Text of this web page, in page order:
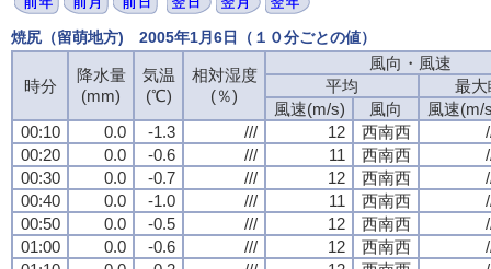
焼尻（留萌地方) 2005年1月6日（１０分ごとの値）
時分
降水量
(mm)
気温
(℃)
相対湿度
(％)
風向・風速
平均
最大
風速(m/s)
風向
風速(m/
00:10
0.0 -1.3 /// 12 西南西
00:20
0.0 -0.6 /// 11 西南西
00:30
0.0 -0.7 /// 12 西南西
00:40
0.0 -1.0 /// 11 西南西
00:50
0.0 -0.5 /// 12 西南西
01:00
0.0 -0.6 /// 12 西南西